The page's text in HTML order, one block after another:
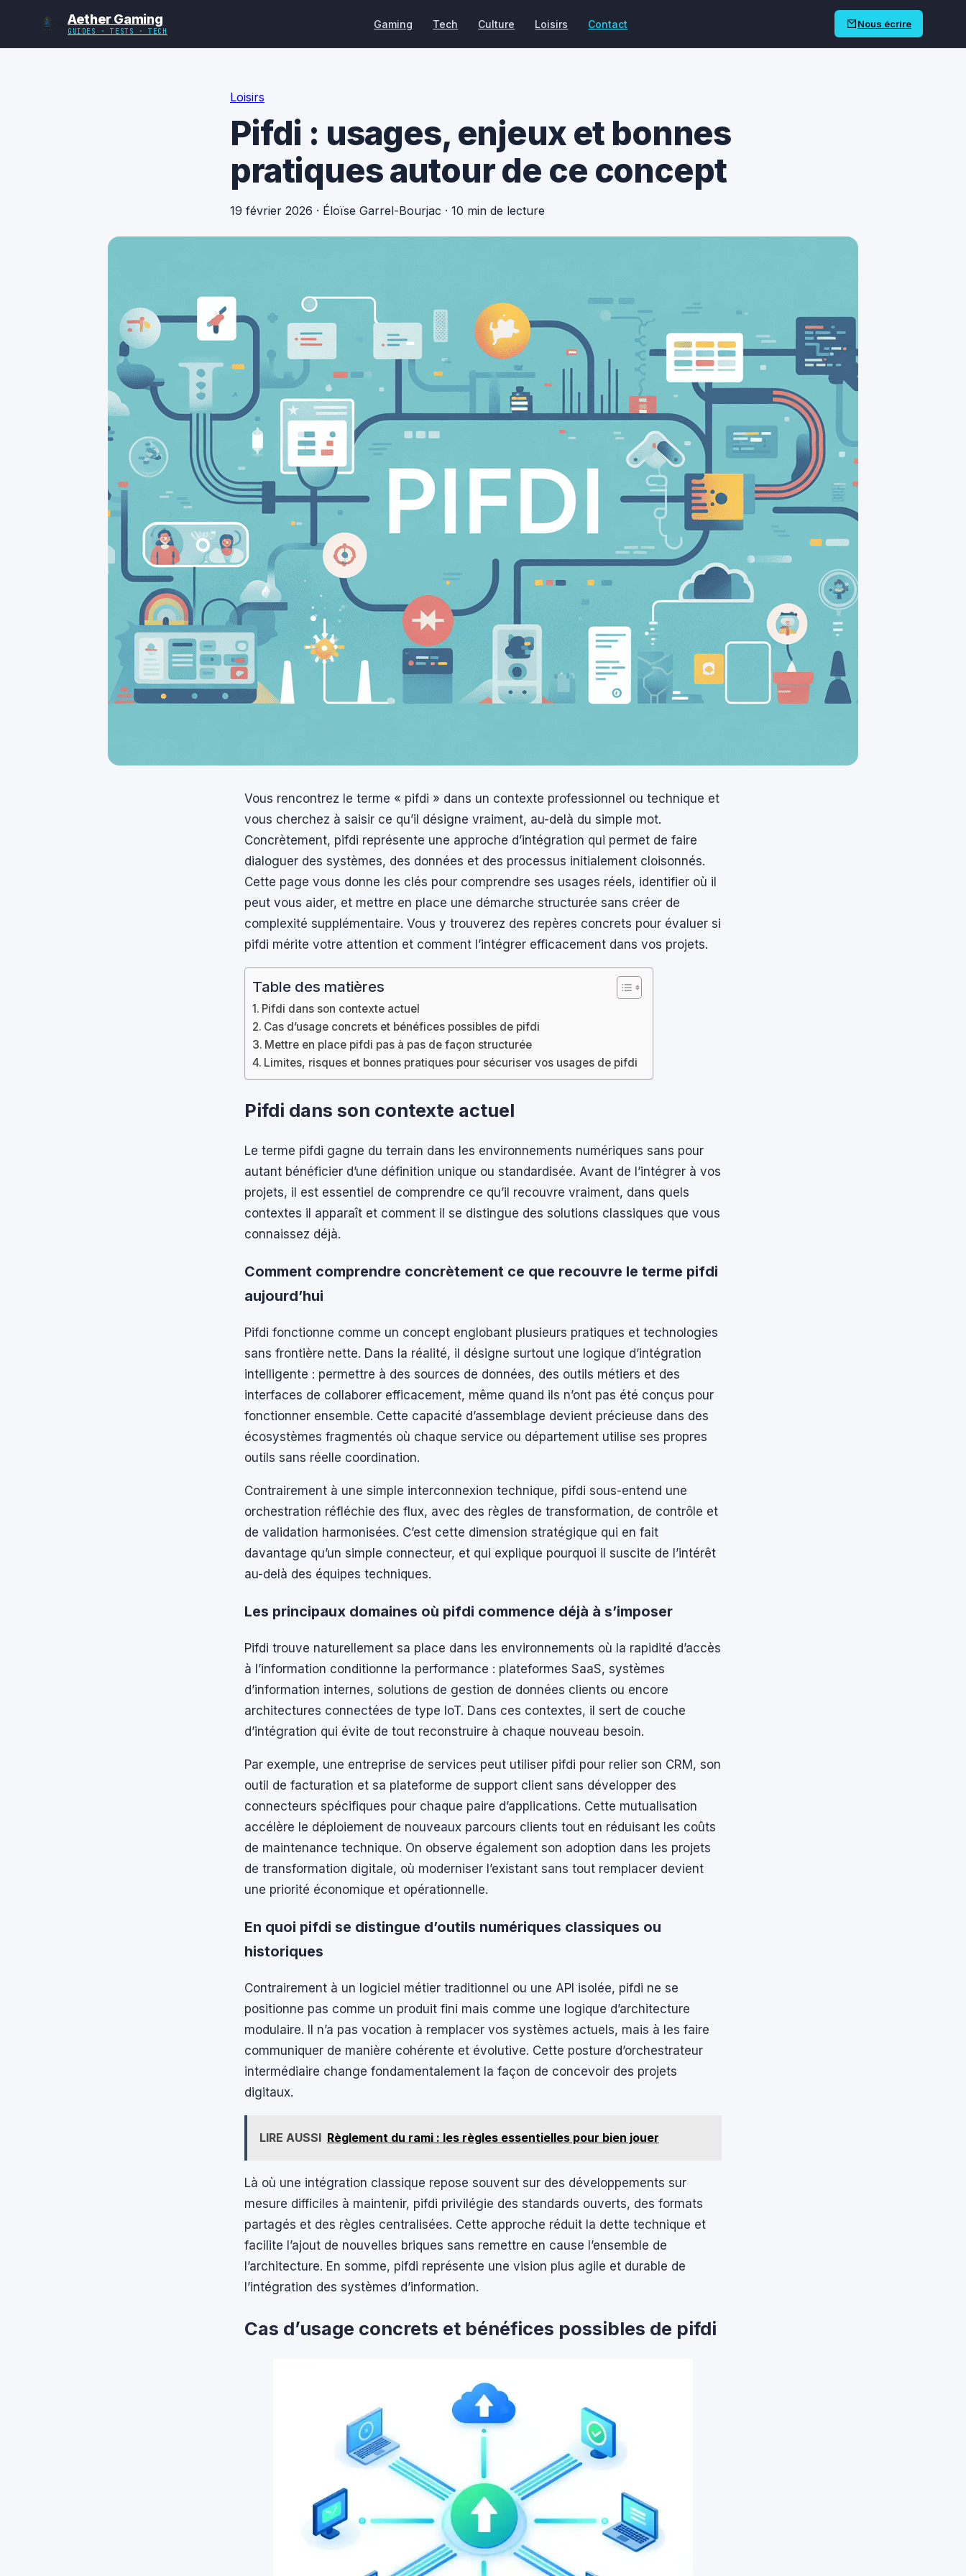
Aether Gaming
GUIDES · TESTS · TECH
Gaming Tech Culture Loisirs Contact Nous écrire
Loisirs
Pifdi : usages, enjeux et bonnes
pratiques autour de ce concept
19 février 2026 · Éloïse Garrel-Bourjac · 10 min de lecture
Vous rencontrez le terme « pifdi » dans un contexte professionnel ou technique et
vous cherchez à saisir ce qu’il désigne vraiment, au-delà du simple mot.
Concrètement, pifdi représente une approche d’intégration qui permet de faire
dialoguer des systèmes, des données et des processus initialement cloisonnés.
Cette page vous donne les clés pour comprendre ses usages réels, identifier où il
peut vous aider, et mettre en place une démarche structurée sans créer de
complexité supplémentaire. Vous y trouverez des repères concrets pour évaluer si
pifdi mérite votre attention et comment l’intégrer efficacement dans vos projets.
Table des matières
Pifdi dans son contexte actuel
Cas d’usage concrets et bénéfices possibles de pifdi
Mettre en place pifdi pas à pas de façon structurée
Limites, risques et bonnes pratiques pour sécuriser vos usages de pifdi
Pifdi dans son contexte actuel
Le terme pifdi gagne du terrain dans les environnements numériques sans pour
autant bénéficier d’une définition unique ou standardisée. Avant de l’intégrer à vos
projets, il est essentiel de comprendre ce qu’il recouvre vraiment, dans quels
contextes il apparaît et comment il se distingue des solutions classiques que vous
connaissez déjà.
Comment comprendre concrètement ce que recouvre le terme pifdi
aujourd’hui
Pifdi fonctionne comme un concept englobant plusieurs pratiques et technologies
sans frontière nette. Dans la réalité, il désigne surtout une logique d’intégration
intelligente : permettre à des sources de données, des outils métiers et des
interfaces de collaborer efficacement, même quand ils n’ont pas été conçus pour
fonctionner ensemble. Cette capacité d’assemblage devient précieuse dans des
écosystèmes fragmentés où chaque service ou département utilise ses propres
outils sans réelle coordination.
Contrairement à une simple interconnexion technique, pifdi sous-entend une
orchestration réfléchie des flux, avec des règles de transformation, de contrôle et
de validation harmonisées. C’est cette dimension stratégique qui en fait
davantage qu’un simple connecteur, et qui explique pourquoi il suscite de l’intérêt
au-delà des équipes techniques.
Les principaux domaines où pifdi commence déjà à s’imposer
Pifdi trouve naturellement sa place dans les environnements où la rapidité d’accès
à l’information conditionne la performance : plateformes SaaS, systèmes
d’information internes, solutions de gestion de données clients ou encore
architectures connectées de type IoT. Dans ces contextes, il sert de couche
d’intégration qui évite de tout reconstruire à chaque nouveau besoin.
Par exemple, une entreprise de services peut utiliser pifdi pour relier son CRM, son
outil de facturation et sa plateforme de support client sans développer des
connecteurs spécifiques pour chaque paire d’applications. Cette mutualisation
accélère le déploiement de nouveaux parcours clients tout en réduisant les coûts
de maintenance technique. On observe également son adoption dans les projets
de transformation digitale, où moderniser l’existant sans tout remplacer devient
une priorité économique et opérationnelle.
En quoi pifdi se distingue d’outils numériques classiques ou
historiques
Contrairement à un logiciel métier traditionnel ou une API isolée, pifdi ne se
positionne pas comme un produit fini mais comme une logique d’architecture
modulaire. Il n’a pas vocation à remplacer vos systèmes actuels, mais à les faire
communiquer de manière cohérente et évolutive. Cette posture d’orchestrateur
intermédiaire change fondamentalement la façon de concevoir des projets
digitaux.
LIRE AUSSI Règlement du rami : les règles essentielles pour bien jouer
Là où une intégration classique repose souvent sur des développements sur
mesure difficiles à maintenir, pifdi privilégie des standards ouverts, des formats
partagés et des règles centralisées. Cette approche réduit la dette technique et
facilite l’ajout de nouvelles briques sans remettre en cause l’ensemble de
l’architecture. En somme, pifdi représente une vision plus agile et durable de
l’intégration des systèmes d’information.
Cas d’usage concrets et bénéfices possibles de pifdi